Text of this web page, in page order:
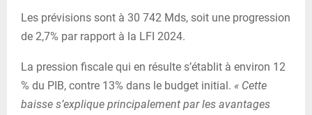
Les prévisions sont à 30 742 Mds, soit une progression
de 2,7% par rapport à la LFI 2024.
La pression fiscale qui en résulte s’établit à environ 12
% du PIB, contre 13% dans le budget initial. « Cette
baisse s’explique principalement par les avantages